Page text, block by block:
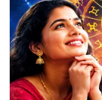
ఇక పెళ్లయిన వారు